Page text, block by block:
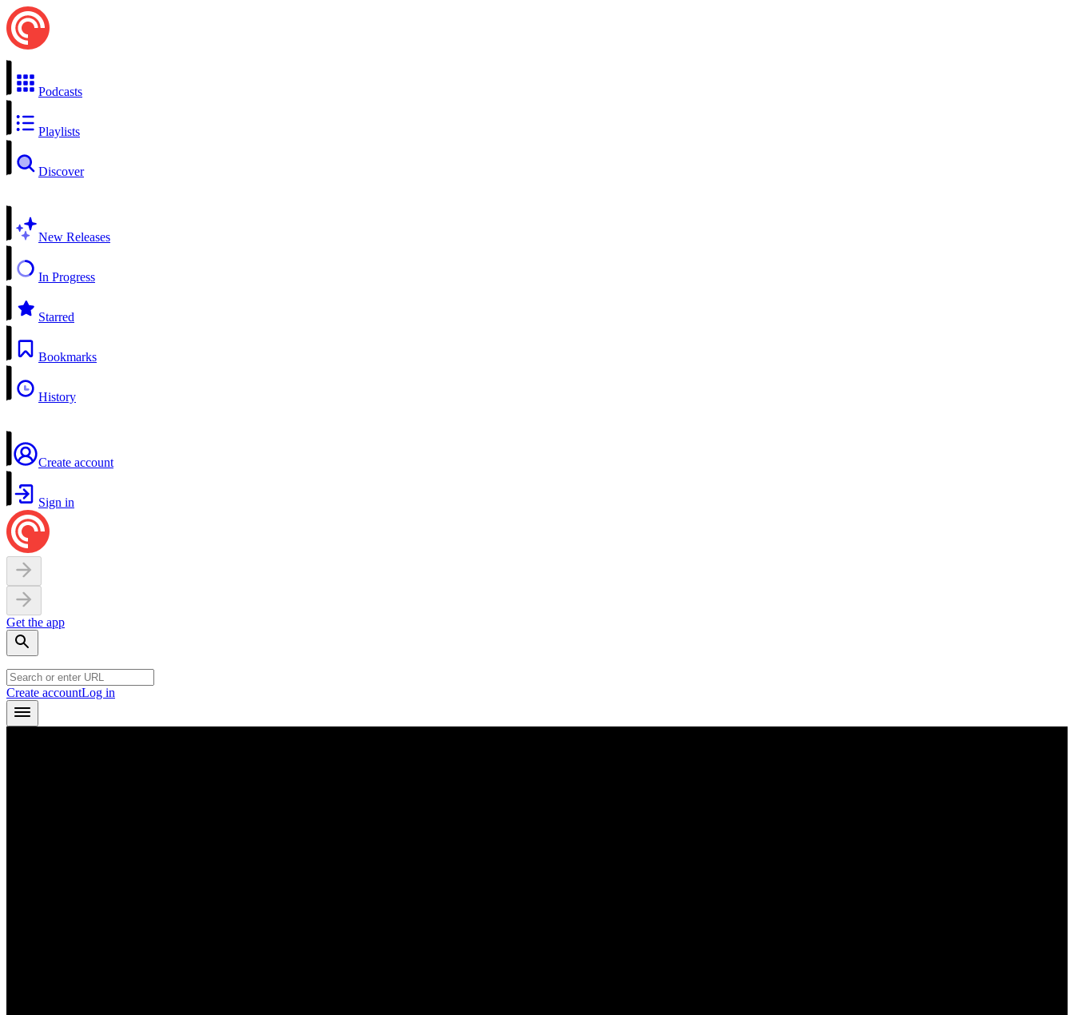
Podcasts
Playlists
Discover
New Releases
In Progress
Starred
Bookmarks
History
Create account
Sign in
Get the app
Create accountLog in